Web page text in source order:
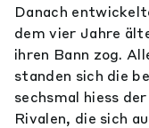
Danach
dem vier Jahre
ihren Bann zog.
standen sich die
sechsmal hiess
Rivalen, die sich